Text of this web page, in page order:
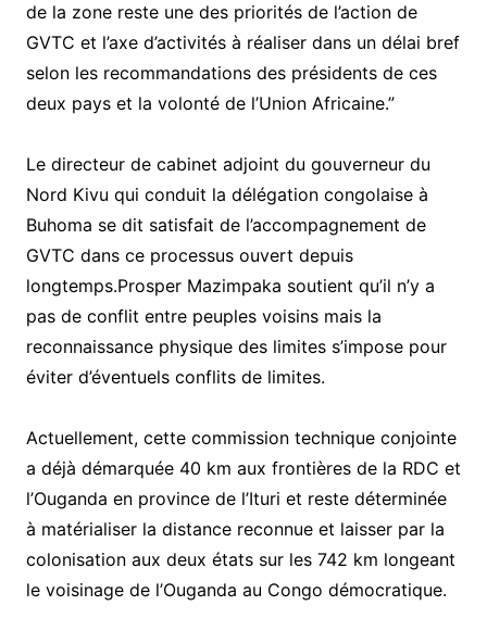
de la zone reste une des priorités de l’action de
GVTC et l’axe d’activités à réaliser dans un délai bref
selon les recommandations des présidents de ces
deux pays et la volonté de l’Union Africaine.”
Le directeur de cabinet adjoint du gouverneur du
Nord Kivu qui conduit la délégation congolaise à
Buhoma se dit satisfait de l’accompagnement de
GVTC dans ce processus ouvert depuis
longtemps.Prosper Mazimpaka soutient qu’il n’y a
pas de conflit entre peuples voisins mais la
reconnaissance physique des limites s’impose pour
éviter d’éventuels conflits de limites.
Actuellement, cette commission technique conjointe
a déjà démarquée 40 km aux frontières de la RDC et
l’Ouganda en province de l’Ituri et reste déterminée
à matérialiser la distance reconnue et laisser par la
colonisation aux deux états sur les 742 km longeant
le voisinage de l’Ouganda au Congo démocratique.